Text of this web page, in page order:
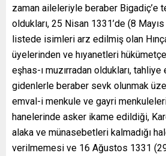
zaman aileleriyle beraber Bigadiç’e
oldukları, 25 Nisan 1331’de (8
listede isimleri arz edilmiş olan
üyelerinden ve hıyanetleri hükümetçe
eşhas-ı muzırradan oldukları,
gidenlerle beraber sevk olunmak
emval-i menkule ve gayri
hanelerinde asker ikame edildiği,
alaka ve münasebetleri kalmadığı
verilmemesi ve 16 Ağustos 1331